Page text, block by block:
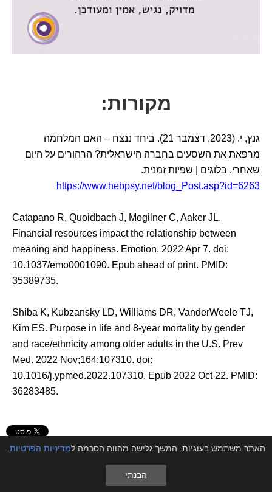
מקורות:
גנץ, י. (2023, דצמבר 21). ביחד ננצח – האם המלחמה
מרפאת את השסעים בחברה הישראלית? הרהורים על היום
שאחרי. בלוגים | שפיות זמנית.
https://www.hebpsy.net/blog_Post.asp?id=6263
Catapano R, Quoidbach J, Mogilner C, Aaker JL.
Financial resources impact the relationship between
meaning and happiness. Emotion. 2022 Apr 7. doi:
10.1037/emo0001090. Epub ahead of print. PMID:
35389735.
Shiba K, Kubzansky LD, Williams DR, VanderWeele TJ,
Kim ES. Purpose in life and 8-year mortality by gender
and race/ethnicity among older adults in the U.S. Prev
Med. 2022 Nov;164:107310. doi:
10.1016/j.ypmed.2022.107310. Epub 2022 Oct 22. PMID:
36283485.
פורסם ב- טיפול במבוגרים
האתר משתמש בעוגיות. המשך גלישה מהווה הסכמה למדיניות הפרטיות
הבנתי